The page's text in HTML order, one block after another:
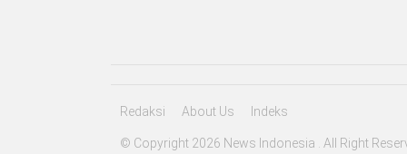
Redaksi About Us Indeks
© Copyright 2026 News Indonesia . All Right